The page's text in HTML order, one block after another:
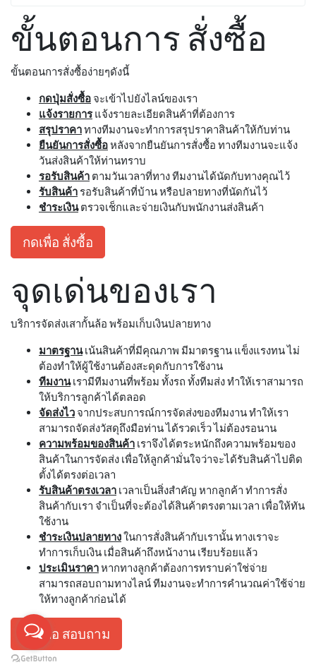
ขั้นตอนการ สั่งซื้อ
ขั้นตอนการสั่งซื้อง่ายๆดังนี้
กดปุ่มสั่งซื้อ จะเข้าไปยังไลน์ของเรา
แจ้งรายการแจ้งรายละเอียดสินค้าที่ต้องการ
สรุปราคาทางทีมงานจะทำการสรุปราคาสินค้าให้กับท่าน
ยืนยันการสั่งซื้อหลังจากยืนยันการสั่งซื้อ ทางทีมงานจะแจ้ง
วันส่งสินค้าให้ท่านทราบ
รอรับสินค้า ตามวันเวลาที่ทาง ทีมงานได้นัดกับทางคุณไว้
รับสินค้า รอรับสินค้าที่บ้าน หรือปลายทางที่นัดกันไว้
ชำระเงินตรวจเช็กและจ่ายเงินกับพนักงานส่งสินค้า
กดเพื่อ สั่งซื้อ
จุดเด่นของเรา
บริการจัดส่งเสากั้นล้อ พร้อมเก็บเงินปลายทาง
มาตรฐานเน้นสินค้าที่มีคุณภาพ มีมาตรฐาน แข็งแรงทน ไม่
ต้องทำให้ผู้ใช้งานต้องสะดุดกับการใช้งาน
ทีมงานเรามีทีมงานที่พร้อม ทั้งรถ ทั้งทีมส่ง ทำให้เราสามารถ
ให้บริการลูกค้าได้ตลอด
จัดส่งไว จากประสบการณ์การจัดส่งของทีมงาน ทำให้เรา
สามารถจัดส่งวัสดุถึงมือท่าน ได้รวดเร็ว ไม่ต้องรอนาน
ความพร้อมของสินค้า เราจึงได้ตระหนักถึงความพร้อมของ
สินค้าในการจัดส่ง เพื่อให้ลูกค้ามั่นใจว่าจะได้รับสินค้าไปติด
ตั้งได้ตรงต่อเวลา
รับสินค้าตรงเวลา เวลาเป็นสิ่งสำคัญ หากลูกค้า ทำการสั่ง
สินค้ากับเรา จำเป็นที่จะต้องได้สินค้าตรงตามเวลา เพื่อให้ทัน
ใช้งาน
ชำระเงินปลายทางในการสั่งสินค้ากับเรานั้น ทางเราจะ
ทำการเก็บเงิน เมื่อสินค้าถึงหน้างาน เรียบร้อยแล้ว
ประเมินราคาหากทางลูกค้าต้องการทราบค่าใช่จ่าย
สามารถสอบถามทางไลน์ ทีมงานจะทำการคำนวณค่าใช้จ่าย
ให้ทางลูกค้าก่อนได้
กดเพื่อ สอบถาม